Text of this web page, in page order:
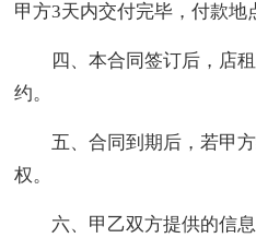
甲方3天内交付完毕，付款地
四、本合同签订后，店租
约。
五、合同到期后，若甲方
权。
六、甲乙双方提供的信息